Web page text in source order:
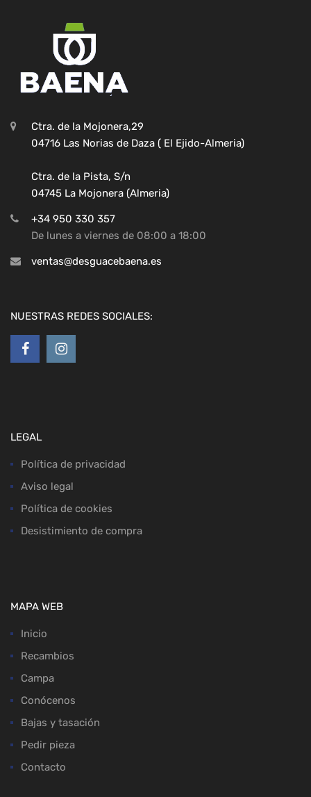
Ctra. de la Mojonera,29
04716 Las Norias de Daza ( El Ejido-Almeria)
Ctra. de la Pista, S/n
04745 La Mojonera (Almeria)
+34 950 330 357
De lunes a viernes de 08:00 a 18:00
ventas@desguacebaena.es
NUESTRAS REDES SOCIALES:
LEGAL
Política de privacidad
Aviso legal
Política de cookies
Desistimiento de compra
MAPA WEB
Inicio
Recambios
Campa
Conócenos
Bajas y tasación
Pedir pieza
Contacto